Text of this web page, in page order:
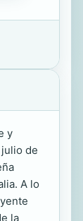
y
de
A lo
la